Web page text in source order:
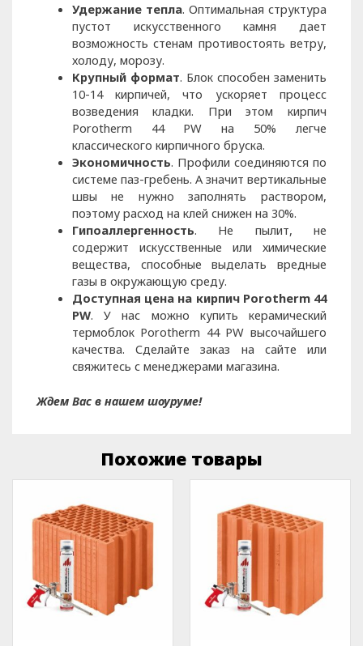
Удержание тепла. Оптимальная структура
пустот искусственного камня дает
возможность стенам противостоять ветру,
холоду, морозу.
Крупный формат. Блок способен заменить
10-14 кирпичей, что ускоряет процесс
возведения кладки. При этом кирпич
Porotherm 44 PW на 50% легче
классического кирпичного бруска.
Экономичность. Профили соединяются по
системе паз-гребень. А значит вертикальные
швы не нужно заполнять раствором,
поэтому расход на клей снижен на 30%.
Гипоаллергенность. Не пылит, не
содержит искусственные или химические
вещества, способные выделать вредные
газы в окружающую среду.
Доступная цена на кирпич Porotherm 44
PW. У нас можно купить керамический
термоблок Porotherm 44 PW высочайшего
качества. Сделайте заказ на сайте или
свяжитесь с менеджерами магазина.
Ждем Вас в нашем шоуруме!
Похожие товары